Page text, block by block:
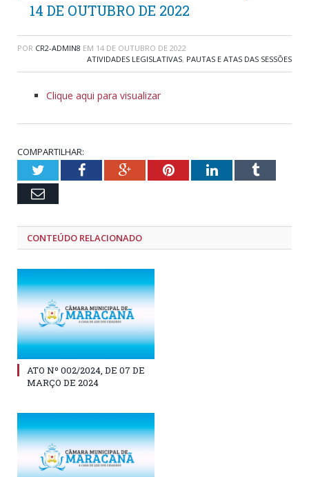
14 DE OUTUBRO DE 2022
POR CR2-ADMIN8 EM 14 DE OUTUBRO DE 2022
ATIVIDADES LEGISLATIVAS, PAUTAS E ATAS DAS SESSÕES
Clique aqui para visualizar
COMPARTILHAR:
TwitterFacebookGoogle+PinterestLinkedInTumblr
Email
CONTEÚDO RELACIONADO
ATO Nº 002/2024, DE 07 DE
MARÇO DE 2024